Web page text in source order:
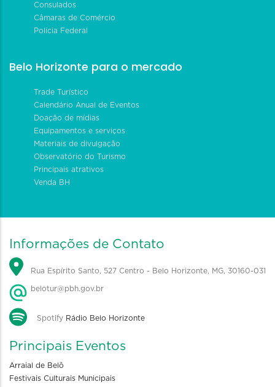
Consulados
Câmaras de Comércio
Polícia Federal
Belo Horizonte para o mercado
Trade Turístico
Calendário Anual de Eventos
Doação de mídias
Equipamentos e serviços
Materiais de divulgação
Observatório do Turismo
Principais atrativos
Venda BH
Informações de Contato
Rua Espírito Santo, 527 Centro - Belo Horizonte, MG, 30160-031
belotur@pbh.gov.br
Spotify Rádio Belo Horizonte
Principais Eventos
Arraial de Belô
Festivais Culturais Municipais